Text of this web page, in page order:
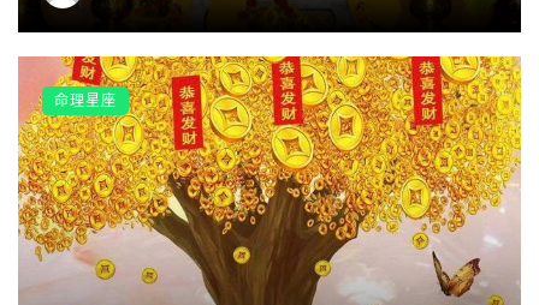
我的歡樂是刻在您眼角的魚尾，
我的成功是刻在您唇邊的酒窩。
這就是多年含辛茹苦哺育我成人的母親。
媽媽我想對你說：您辛苦了，媽媽，我愛你！
命理星座